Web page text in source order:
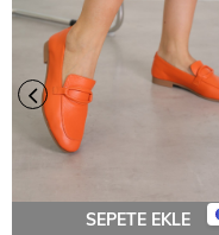
SEPETE EKLE